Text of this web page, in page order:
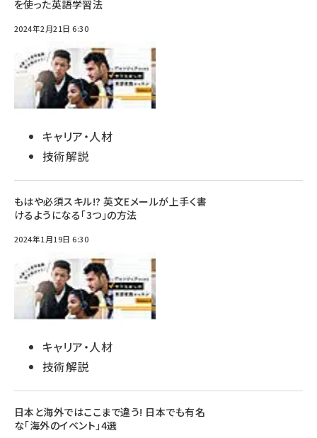
を使った英語学習法
2024年2月21日 6:30
キャリア・人材
技術解説
もはや必須スキル!? 英文Eメールが上手く書
けるようになる「3つ」の方法
2024年1月19日 6:30
キャリア・人材
技術解説
日本と海外ではここまで違う! 日本でも有名
な「海外のイベント」4選